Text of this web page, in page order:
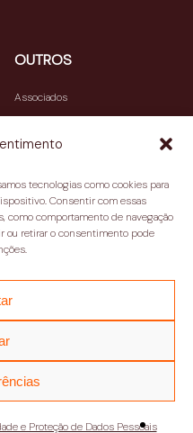
tecnologias como cookies para
Consentir com essas
como comportamento de navegação
ou retirar o consentimento pode
e Proteção de Dados Pessoais
OUTROS
Associados
Relatório e Contas
Contactos
Política de privacidade